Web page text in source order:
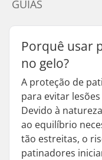
GUIAS
Porquê usar
no gelo?
A proteção de
para evitar
Devido à
ao equilíbrio
tão estreitas, o
patinadores